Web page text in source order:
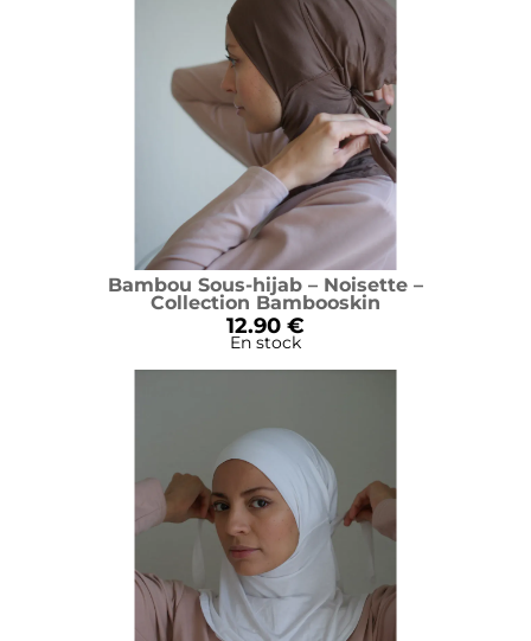
Bambou Sous-hijab – Noisette –
Collection Bambooskin
12.90 €
En stock